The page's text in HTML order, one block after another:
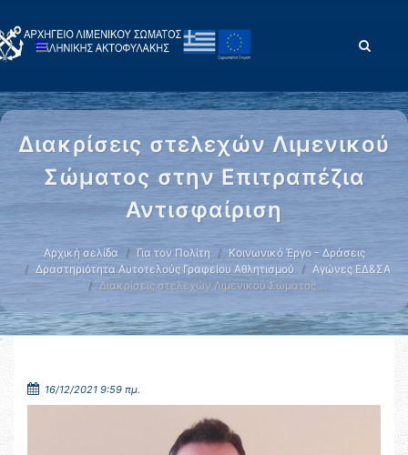
Διακρίσεις στελεχών Λιμενικού
Σώματος στην Επιτραπέζια
Αντισφαίριση
Αρχική σελίδα Για τον Πολίτη
Κοινωνικό Έργο - Δράσεις
Δραστηριότητα Αυτοτελούς Γραφείου Αθλητισμού
Αγώνες ΕΔ&ΣΑ
Διακρίσεις στελεχών Λιμενικού Σώματος …
16/12/2021 9:59 πμ.